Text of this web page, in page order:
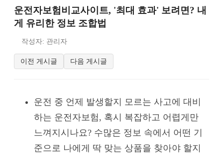
운전자보험비교사이트, '최대 효과' 보려면? 내
게 유리한 정보 조합법
작성자: 관리자
이전 게시글 다음 게시글
운전 중 언제 발생할지 모르는 사고에 대비
하는 운전자보험, 혹시 복잡하고 어렵게만
느껴지시나요? 수많은 정보 속에서 어떤 기
준으로 나에게 딱 맞는 상품을 찾아야 할지